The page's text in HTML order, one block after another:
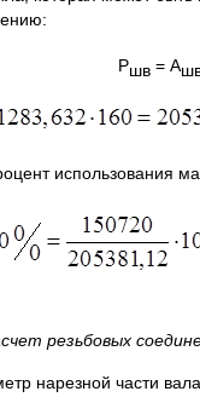
шв = А
использования
резьбовых
нарезной части